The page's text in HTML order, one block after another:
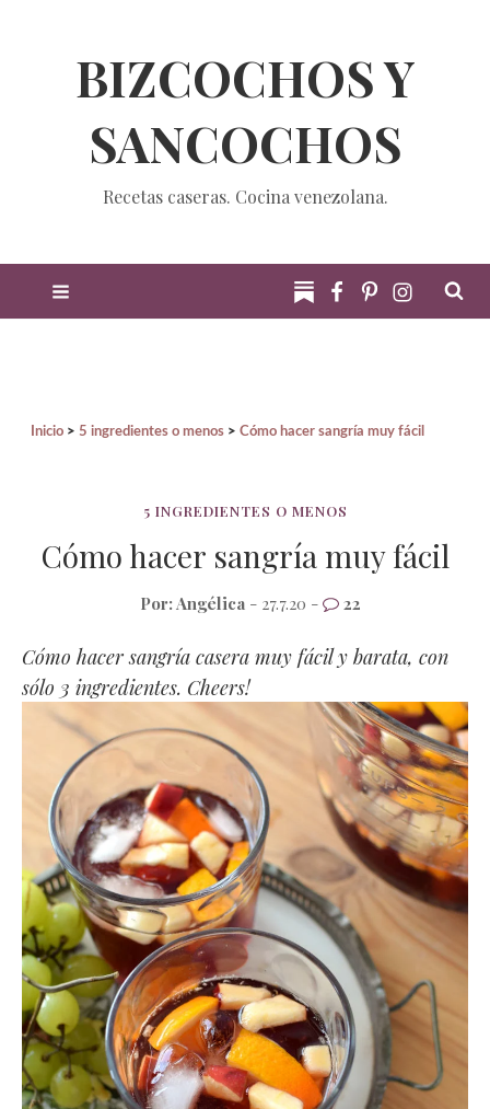
BIZCOCHOS Y
SANCOCHOS
Recetas caseras. Cocina venezolana.
Inicio 5 ingredientes o menos Cómo hacer sangría muy fácil
5 INGREDIENTES O MENOS
Cómo hacer sangría muy fácil
Por:Angélica- 27.7.20 - 22
Cómo hacer sangría casera muy fácil y barata, con
sólo 3 ingredientes. Cheers!